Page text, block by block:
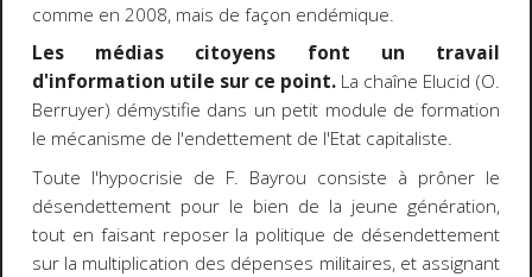
comme en 2008, mais de façon endémique.
Les médias citoyens font un travail
d'information utile sur ce point. La chaîne Elucid (O.
Berruyer) démystifie dans un petit module de formation
le mécanisme de l'endettement de l'Etat capitaliste.
Toute l'hypocrisie de F. Bayrou consiste à prôner le
désendettement pour le bien de la jeune génération,
tout en faisant reposer la politique de désendettement
sur la multiplication des dépenses militaires, et assignant